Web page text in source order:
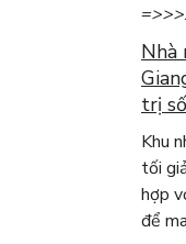
Nhà
trị
Khu
tối
hợp
để